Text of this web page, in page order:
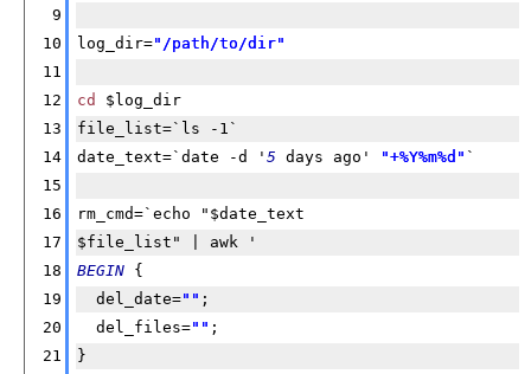
9
10
11
12
13
14
15
16
17
18
19
20
21
log_dir="/path/to/dir"
cd
$log_dir
file_list=`ls -1`
date_text=`date -d ' 5 days ago' "+%Y%m%d" `
rm_cmd=`echo "$date_text
$file_list" | awk '
BEGIN {
  del_date=
"" ;
  del_files=
"" ;
}